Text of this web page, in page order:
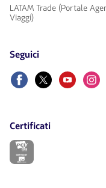
LATAM Trade (Portale
Viaggi)
Seguici
FacebookTwitterYoutube
Certificati
Il